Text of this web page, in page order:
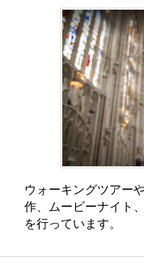
ウォーキングツアー
作、ムービーナイト
を行っています。